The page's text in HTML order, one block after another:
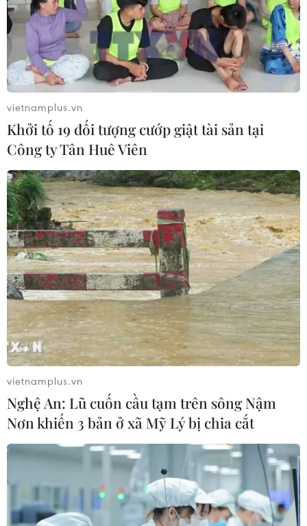
vietnamplus.vn
Khởi tố 19 đối tượng cướp giật tài sản tại
Công ty Tân Huê Viên
vietnamplus.vn
Nghệ An: Lũ cuốn cầu tạm trên sông Nậm
Nơn khiến 3 bản ở xã Mỹ Lý bị chia cắt